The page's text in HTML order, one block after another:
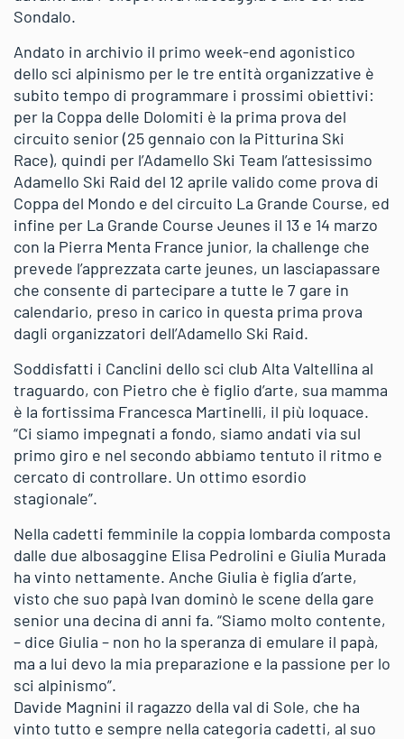
Sondalo.
Andato in archivio il primo week-end agonistico
dello sci alpinismo per le tre entità organizzative è
subito tempo di programmare i prossimi obiettivi:
per la Coppa delle Dolomiti è la prima prova del
circuito senior (25 gennaio con la Pitturina Ski
Race), quindi per l’Adamello Ski Team l’attesissimo
Adamello Ski Raid del 12 aprile valido come prova di
Coppa del Mondo e del circuito La Grande Course, ed
infine per La Grande Course Jeunes il 13 e 14 marzo
con la Pierra Menta France junior, la challenge che
prevede l’apprezzata carte jeunes, un lasciapassare
che consente di partecipare a tutte le 7 gare in
calendario, preso in carico in questa prima prova
dagli organizzatori dell’Adamello Ski Raid.
Soddisfatti i Canclini dello sci club Alta Valtellina al
traguardo, con Pietro che è figlio d’arte, sua mamma
è la fortissima Francesca Martinelli, il più loquace.
“Ci siamo impegnati a fondo, siamo andati via sul
primo giro e nel secondo abbiamo tentuto il ritmo e
cercato di controllare. Un ottimo esordio
stagionale”.
Nella cadetti femminile la coppia lombarda composta
dalle due albosaggine Elisa Pedrolini e Giulia Murada
ha vinto nettamente. Anche Giulia è figlia d’arte,
visto che suo papà Ivan dominò le scene della gare
senior una decina di anni fa. “Siamo molto contente,
– dice Giulia – non ho la speranza di emulare il papà,
ma a lui devo la mia preparazione e la passione per lo
sci alpinismo”.
Davide Magnini il ragazzo della val di Sole, che ha
vinto tutto e sempre nella categoria cadetti, al suo